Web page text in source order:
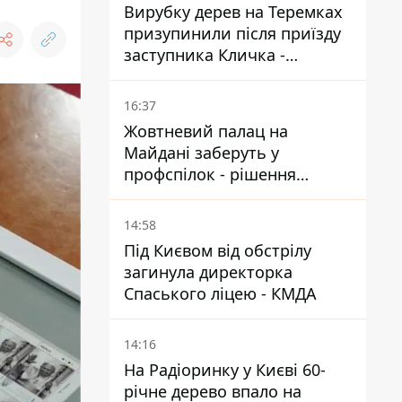
Вирубку дерев на Теремках
призупинили після приїзду
заступника Кличка -
почався діалог
16:37
Жовтневий палац на
Майдані заберуть у
профспілок - рішення
Господарського суду
14:58
Під Києвом від обстрілу
загинула директорка
Спаського ліцею - КМДА
14:16
На Радіоринку у Києві 60-
річне дерево впало на